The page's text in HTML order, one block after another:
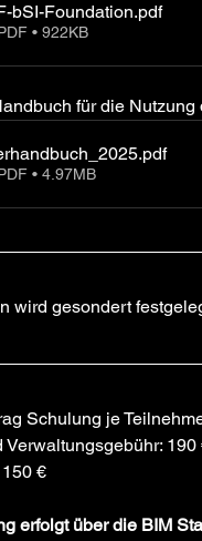
bSI-Foundation.pdf
• 922KB
für die
.pdf
• 4.97MB
wird gesondert
Schulung je
Verwaltungsgebühr:
€
erfolgt über die BIM